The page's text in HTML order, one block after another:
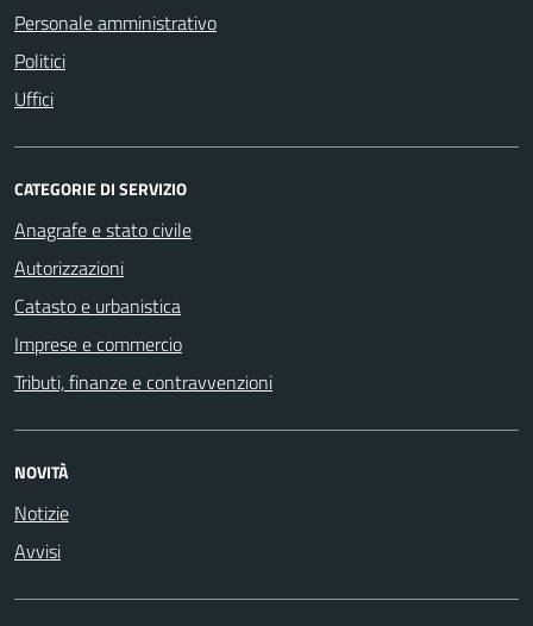
Personale amministrativo
Politici
Uffici
CATEGORIE DI SERVIZIO
Anagrafe e stato civile
Autorizzazioni
Catasto e urbanistica
Imprese e commercio
Tributi, finanze e contravvenzioni
NOVITÀ
Notizie
Avvisi